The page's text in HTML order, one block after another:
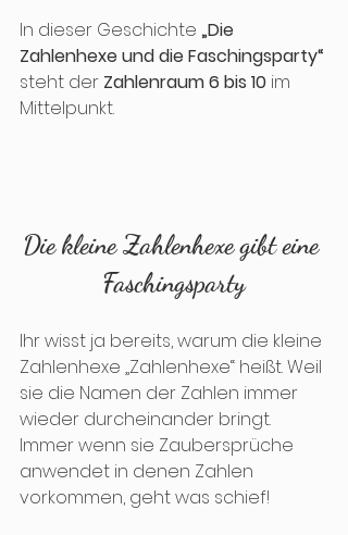
In dieser Geschichte „Die
Zahlenhexe und die Faschingsparty“
steht der Zahlenraum 6 bis 10 im
Mittelpunkt.
Die kleine Zahlenhexe gibt eine
Faschingsparty
Ihr wisst ja bereits, warum die kleine
Zahlenhexe „Zahlenhexe“ heißt. Weil
sie die Namen der Zahlen immer
wieder durcheinander bringt.
Immer wenn sie Zaubersprüche
anwendet in denen Zahlen
vorkommen, geht was schief!